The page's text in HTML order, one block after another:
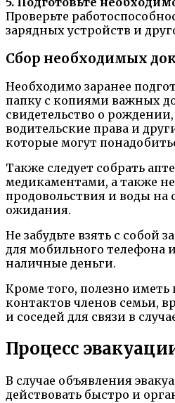
Проверьте
зарядных устройств и
Сбор необходимых
Необходимо заранее
папку с копиями важных
свидетельство о рождении,
водительские права и
которые могут
Также следует собрать
медикаментами, а также
продовольствия и воды на
ожидания.
Не забудьте взять с собой
для мобильного телефона
наличные деньги.
Кроме того, полезно иметь
контактов членов семьи,
и соседей для связи в
Процесс
В случае объявления
действовать быстро и